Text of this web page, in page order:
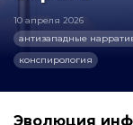
10 апреля 2026
антизападные
конспирология
Эволюция